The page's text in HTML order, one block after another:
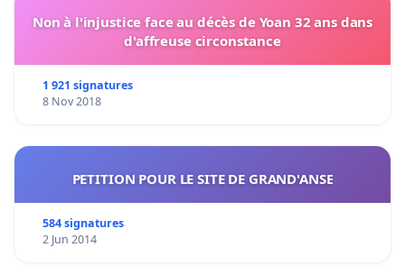
Non à l'injustice face au décès de Yoan 32 ans dans
d'affreuse circonstance
1 921 signatures
8 Nov 2018
PETITION POUR LE SITE DE GRAND'ANSE
584 signatures
2 Jun 2014